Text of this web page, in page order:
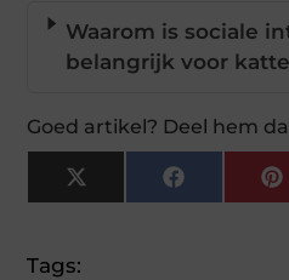
Waarom is sociale
belangrijk voor
Goed artikel? Deel hem
X
(Twitter)
Facebook
Tags: